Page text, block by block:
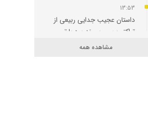
13:53
داستان عجیب جدایی ربیعی از
تراکتور؛ سرمربی بَد بود یا تصمیم
مدیران باشگاه؟مشاهده همه